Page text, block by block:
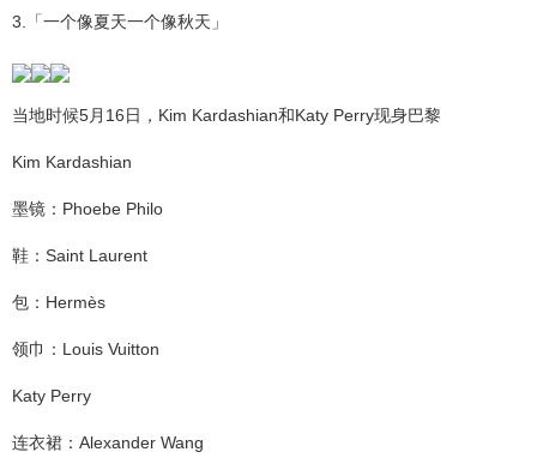
3.「一个像夏天一个像秋天」
当地时候5月16日，Kim Kardashian和Katy Perry现身巴黎
Kim Kardashian
墨镜：Phoebe Philo
鞋：Saint Laurent
包：Hermès
领巾：Louis Vuitton
Katy Perry
连衣裙：Alexander Wang